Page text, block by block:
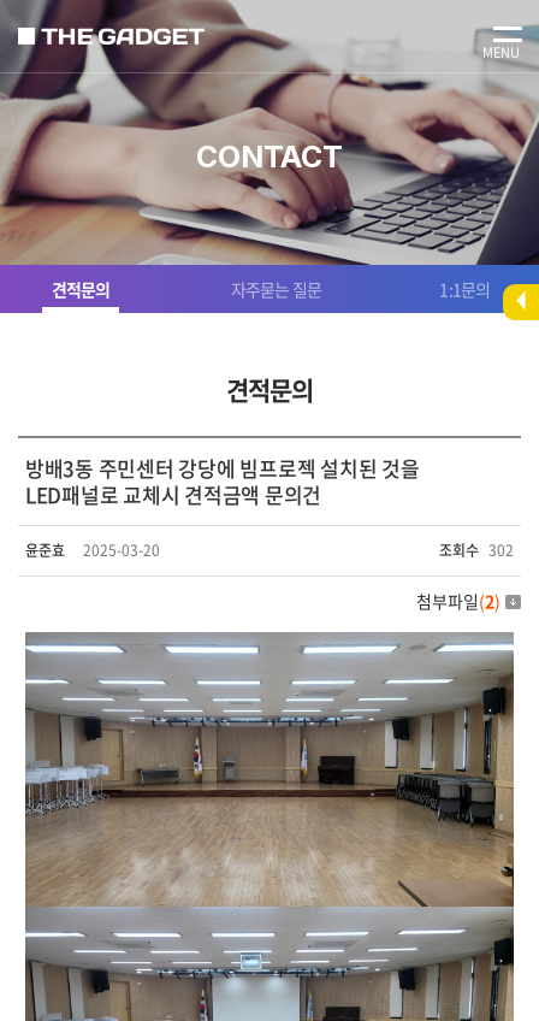
MENU
CONTACT
견적문의 자주묻는 질문 1:1문의
견적문의
방배3동 주민센터 강당에 빔프로젝 설치된 것을
LED패널로 교체시 견적금액 문의건
윤준효 2025-03-20 조회수 302
첨부파일(2)